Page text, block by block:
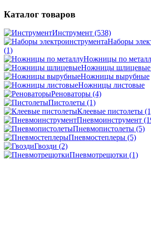
Каталог товаров
Инструмент (538)
Наборы
(1)
Ножницы по
Ножницы шлицевые
Ножницы вырубные
Ножницы листовые
Реноваторы (4)
Пистолеты (1)
Клеевые пистолеты
Пневмоинструмент
Пневмопистолеты (5)
Пневмостеплеры (5)
Гвозди (2)
Пневмотрещотки (1)